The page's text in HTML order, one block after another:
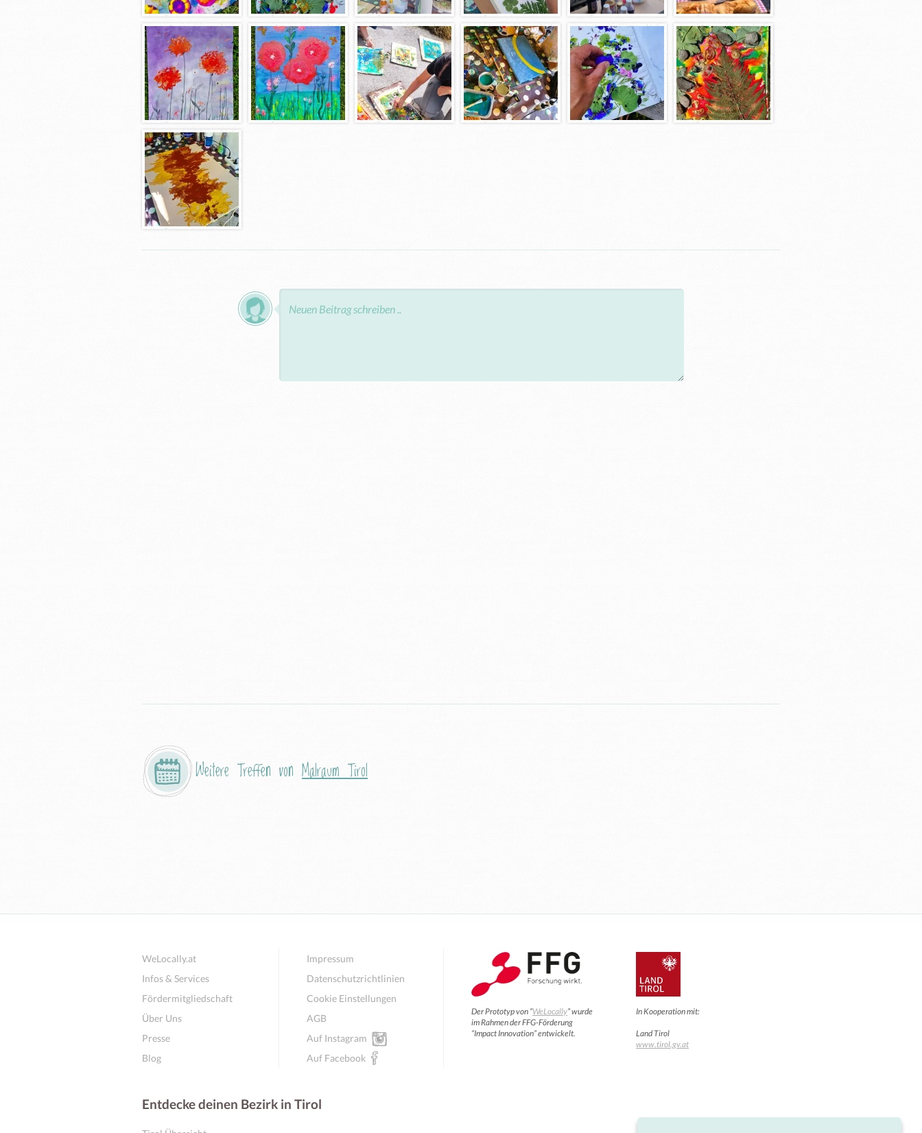
Weitere Treffen von Malraum Tirol
WeLocally.at
Infos & Services
Fördermitgliedschaft
Über Uns
Presse
Blog
Impressum
Datenschutzrichtlinien
Cookie Einstellungen
AGB
Auf Instagram
Auf Facebook
Der Prototyp von “WeLocally” wurde
im Rahmen der FFG-Förderung
“Impact Innovation” entwickelt.
In Kooperation mit:
Land Tirol
www.tirol.gv.at
Entdecke deinen Bezirk in Tirol